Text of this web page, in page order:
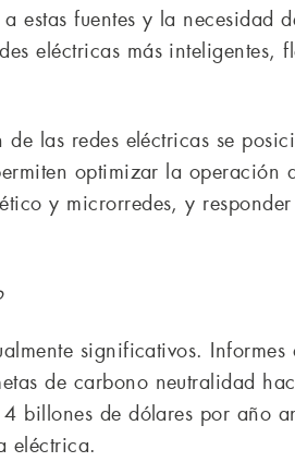
estas fuentes y la
eléctricas más
las redes eléctricas se
optimizar la
y microrredes, y
significativos.
de carbono neutralidad
billones de dólares por año
eléctrica.